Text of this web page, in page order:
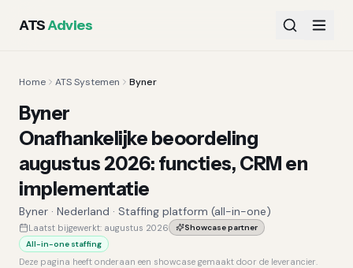
ATSAdvies
Home ATS Systemen Byner
Byner
Onafhankelijke beoordeling
augustus 2026: functies, CRM en
implementatie
Byner · Nederland · Staffing platform (all-in-one)
Laatst bijgewerkt: augustus 2026
Showcase partner
All-in-one staffing
Deze pagina heeft onderaan een showcase gemaakt door de leverancier.